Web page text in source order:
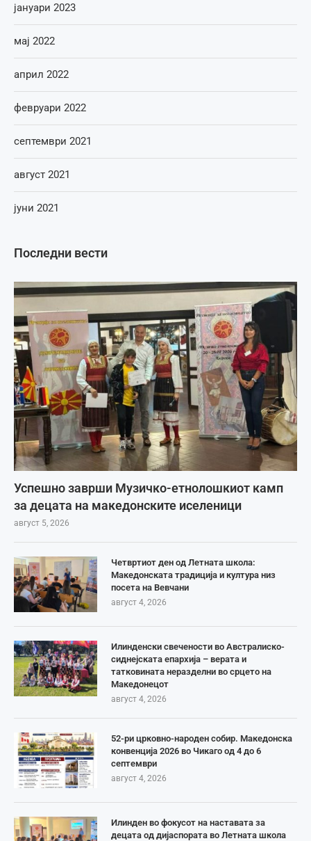
Последни вести
Успешно заврши Музичко-етнолошкиот камп
за децата на македонските иселеници
август 5, 2026
Четвртиот ден од Летната школа:
Македонската традиција и култура низ
посета на Вевчани
август 4, 2026
Илинденски свечености во Австралиско-
сиднејската епархија – верата и
татковината неразделни во срцето на
Македонецот
август 4, 2026
52-ри црковно-народен собир. Македонска
конвенција 2026 во Чикаго од 4 до 6
септември
август 4, 2026
Илинден во фокусот на наставата за
децата од дијаспората во Летната школа
јануари 2023
мај 2022
април 2022
февруари 2022
септември 2021
август 2021
јуни 2021